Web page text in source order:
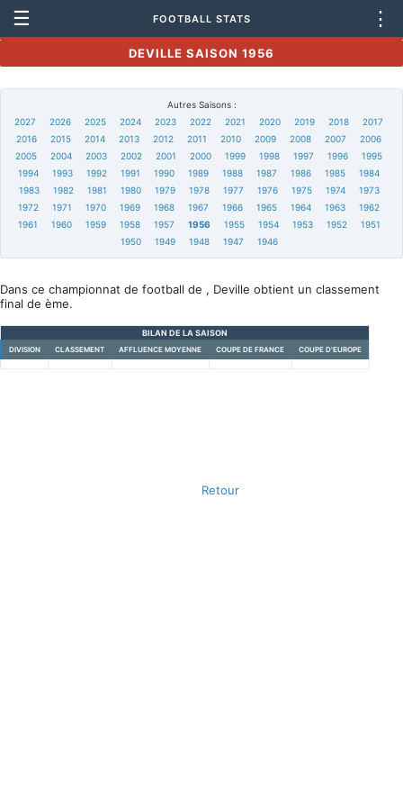
☰ FOOTBALL STATS ⋮
DEVILLE SAISON 1956
Autres Saisons :
2027
2026 2025 2024 2023 2022 2021 2020 2019 2018
2017
2016
2015 2014 2013 2012 2011 2010 2009 2008 2007
2006
2005
2004 2003 2002 2001 2000 1999 1998 1997 1996
1995
1994
1993 1992 1991 1990 1989 1988 1987 1986 1985
1984
1983
1982 1981 1980 1979 1978 1977 1976 1975 1974
1973
1972
1971 1970 1969 1968 1967 1966 1965 1964 1963
1962
1961
1960 1959 1958 1957 1956 1955 1954 1953 1952
1951
1950
1949 1948 1947 1946
Dans ce championnat de football de , Deville obtient un classement
final de ème.
BILAN DE LA SAISON
DIVISION CLASSEMENT AFFLUENCE MOYENNE COUPE DE FRANCE COUPE D'EUROPE
Retour